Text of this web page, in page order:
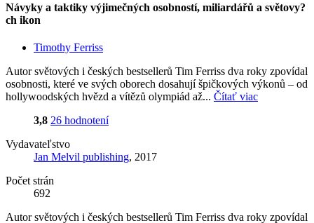
Návyky a taktiky výjimečných osobností, miliardářů a světovy?
ch ikon
Timothy Ferriss
Autor světových i českých bestsellerů Tim Ferriss dva roky zpovídal
osobnosti, které ve svých oborech dosahují špičkových výkonů – od
hollywoodských hvězd a vítězů olympiád až... Čítať viac
3,8 26 hodnotení
Vydavateľstvo
Jan Melvil publishing, 2017
Počet strán
692
Autor světových i českých bestsellerů Tim Ferriss dva roky zpovídal